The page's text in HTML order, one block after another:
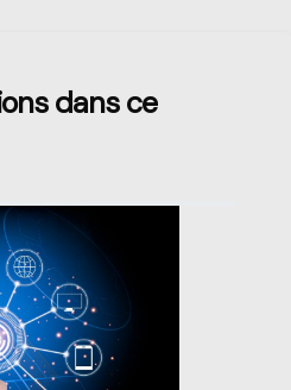
dans ce